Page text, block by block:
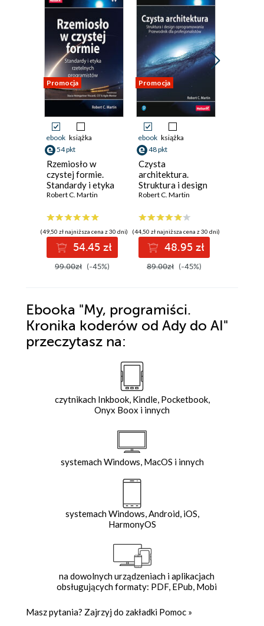
Promocja
ebook książka
54 pkt
Rzemiosło w
czystej formie.
Standardy i etyka
rzetelnych
Robert C. Martin
(49,50 zł najniższa cena z 30 dni)
54.45 zł
99.00zł (-45%)
Promocja
ebook książka
48 pkt
Czysta
architektura.
Struktura i design
oprogramowania.
profesjonalistów
Robert C. Martin
(44,50 zł najniższa cena z 30 dni)
48.95 zł
89.00zł (-45%)
Ebooka "My, programiści.
Kronika koderów od Ady do AI"
przeczytasz na:
czytnikach Inkbook, Kindle, Pocketbook,
Onyx Boox i innych
systemach Windows, MacOS i innych
systemach Windows, Android, iOS,
HarmonyOS
na dowolnych urządzeniach i aplikacjach
obsługujących formaty: PDF, EPub, Mobi
Masz pytania? Zajrzyj do zakładki Pomoc »